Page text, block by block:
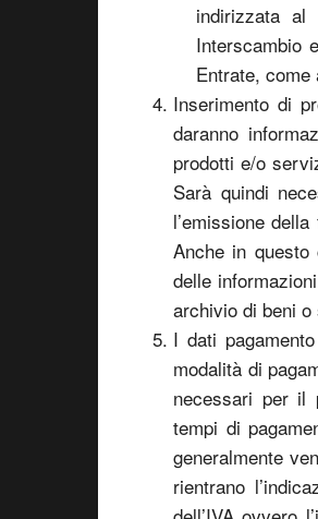
indirizzata al
Interscambio
Entrate,
Inserimento di
daranno
prodotti e/o
Sarà quindi
l’emissione
Anche in
delle
archivio di beni
I dati
modalità di
necessari per il
tempi di
generalmente
rientrano